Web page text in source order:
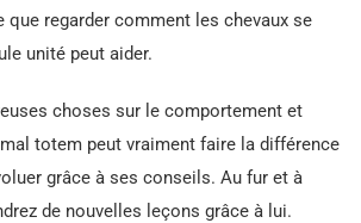
que regarder comment les chevaux se
unité peut aider.
choses sur le comportement et
totem peut vraiment faire la différence
grâce à ses conseils. Au fur et à
de nouvelles leçons grâce à lui.